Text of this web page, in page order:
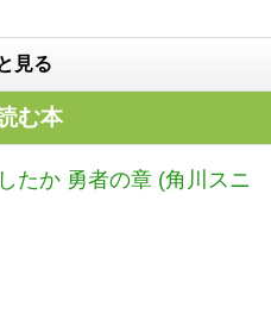
見る
む本
たか 勇者の章 (角川スニ